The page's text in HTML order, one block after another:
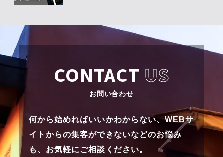
CONTACT US
お問い合わせ
何から始めればいいかわからない、WEBサ
イトからの集客ができないなどのお悩み
も、 お気軽にご相談ください。